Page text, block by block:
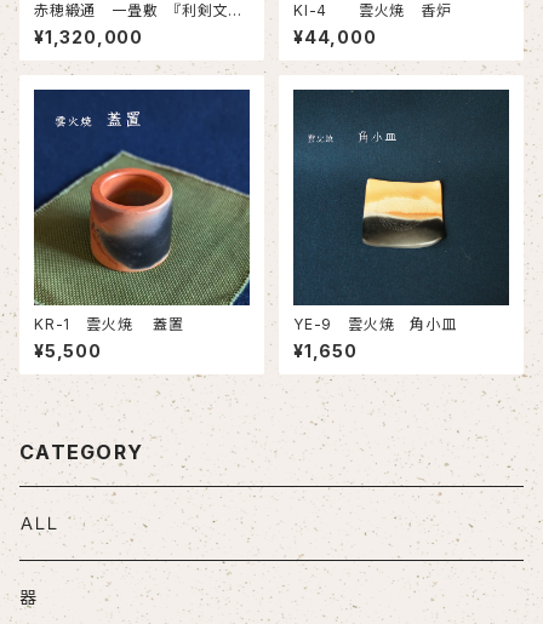
赤穂緞通 一畳敷 『利剣文・
縁矢羽文』
¥1,320,000
KI-4 雲火焼 香炉
¥44,000
KR-1 雲火焼 蓋置
¥5,500
YE-9 雲火焼 角小皿
¥1,650
CATEGORY
ＡＬＬ
器